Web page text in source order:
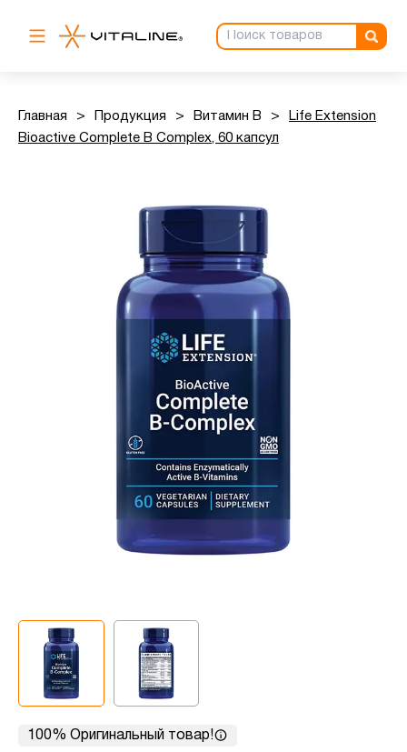
Главная > Продукция > Витамин B >
Life Extension
Bioactive Complete B Complex, 60 капсул
100% Оригинальный товар!